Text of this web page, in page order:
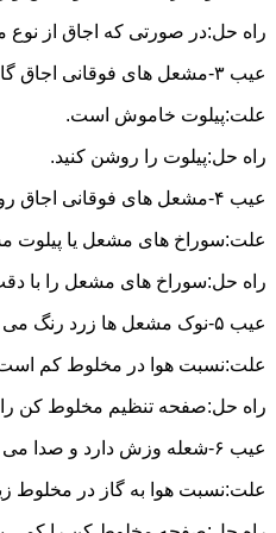
راه حل:در صورتی که اجاق از
عیب ۳-مشعل های فوقانی اجاق گاز روشن نمی شود.
علت:پیلوت خاموش است.
راه حل:پیلوت را روشن کنید.
عیب ۴-مشعل های فوقانی اجاق روشن نمی شود
علت:سوراخ های مشعل یا پیلوت
راه حل:سوراخ های مشعل را با دقت
عیب ۵-نوک مشعل ها زرد رنگ می سوزد.
علت:نسبت هوا در مخلوط کم
راه حل:صفحه تنظیم مخلوط کن را
عیب ۶-شعله وزش دارد و صدا می کند.
علت:نسبت هوا به گاز در مخلوط